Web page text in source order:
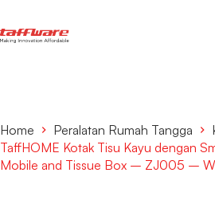
Home Peralatan Rumah Tangga
TaffHOME Kotak Tisu Kayu dengan
Mobile and Tissue Box – ZJ005 –